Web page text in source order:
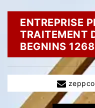
ENTREPRISE
TRAITEMENT
BEGNINS 1268